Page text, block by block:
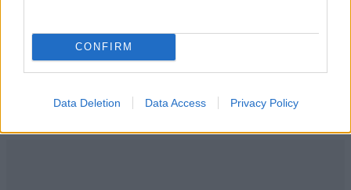
CONFIRM
Data Deletion Data Access Privacy Policy
ΣΧΌΛΙΑ ΑΝΑΓΝΩΣΤΏΝ